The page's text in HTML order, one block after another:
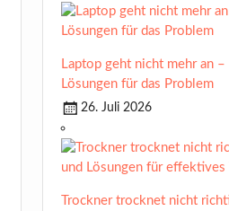
Laptop geht nicht mehr an –
Lösungen für das Problem
26. Juli 2026
Trockner trocknet nicht